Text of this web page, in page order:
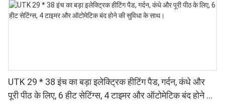
UTK 29 * 38 इंच का बड़ा इलेक्ट्रिक हीटिंग पैड, गर्दन, कंधे और
पूरी पीठ के लिए, 6 हीट सेटिंग्स, 4 टाइमर और ऑटोमेटिक बंद होने की